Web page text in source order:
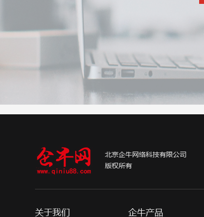
北京企牛网络科技有限公司
版权所有
关于我们 企牛产品